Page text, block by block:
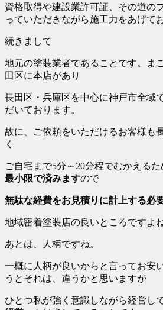
資格取得や建設業許可証、その道の
っていただきながら施工力をあげて
続きまして
地元の塗装業者であることです。ま
田区に本店があり
長田区・兵庫区を中心に神戸市全域
だいております。
故に、ご依頼をいただけるお客様も
く
ご自宅まで5分～20分程でむかえるた
最小限で済みますので
無駄な経費をお見積りに計上する必
地域密着塗装店の良いところですよ
あとは、人柄ですね。
一概に人柄が良いからと言ってお安
うとそれは、違うかと思いますが
ひとつ私が強く意識しながら経営し